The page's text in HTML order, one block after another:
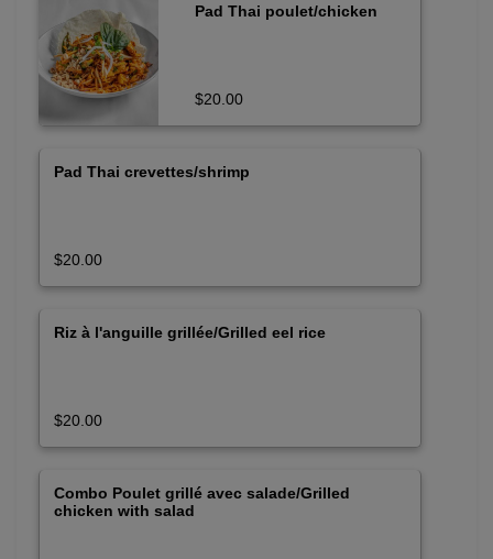
Pad Thai poulet/chicken
$20.00
Pad Thai crevettes/shrimp
$20.00
Riz à l'anguille grillée/Grilled eel rice
$20.00
Combo Poulet grillé avec salade/Grilled
chicken with salad